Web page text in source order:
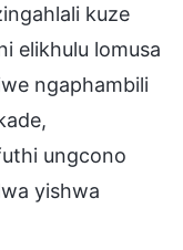
kuze
elikhulu lomusa
ngaphambili
ungcono
yishwa